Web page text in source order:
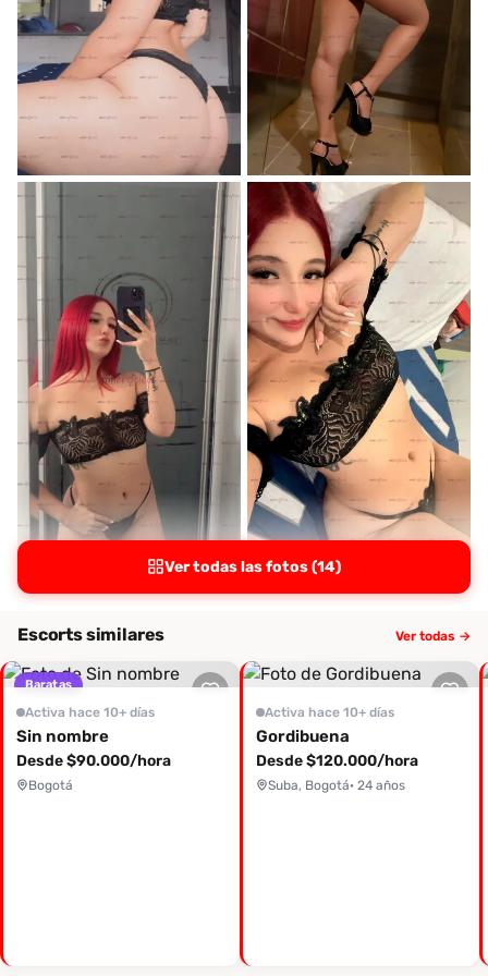
Ver todas las fotos (14)
Escorts similares Ver todas →
Baratas
Activa hace 10+ días
Sin nombre
Desde $90.000/hora
Bogotá
Activa hace 10+ días
Gordibuena
Desde $120.000/hora
Suba, Bogotá· 24 años